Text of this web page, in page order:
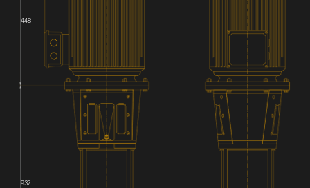
448
937